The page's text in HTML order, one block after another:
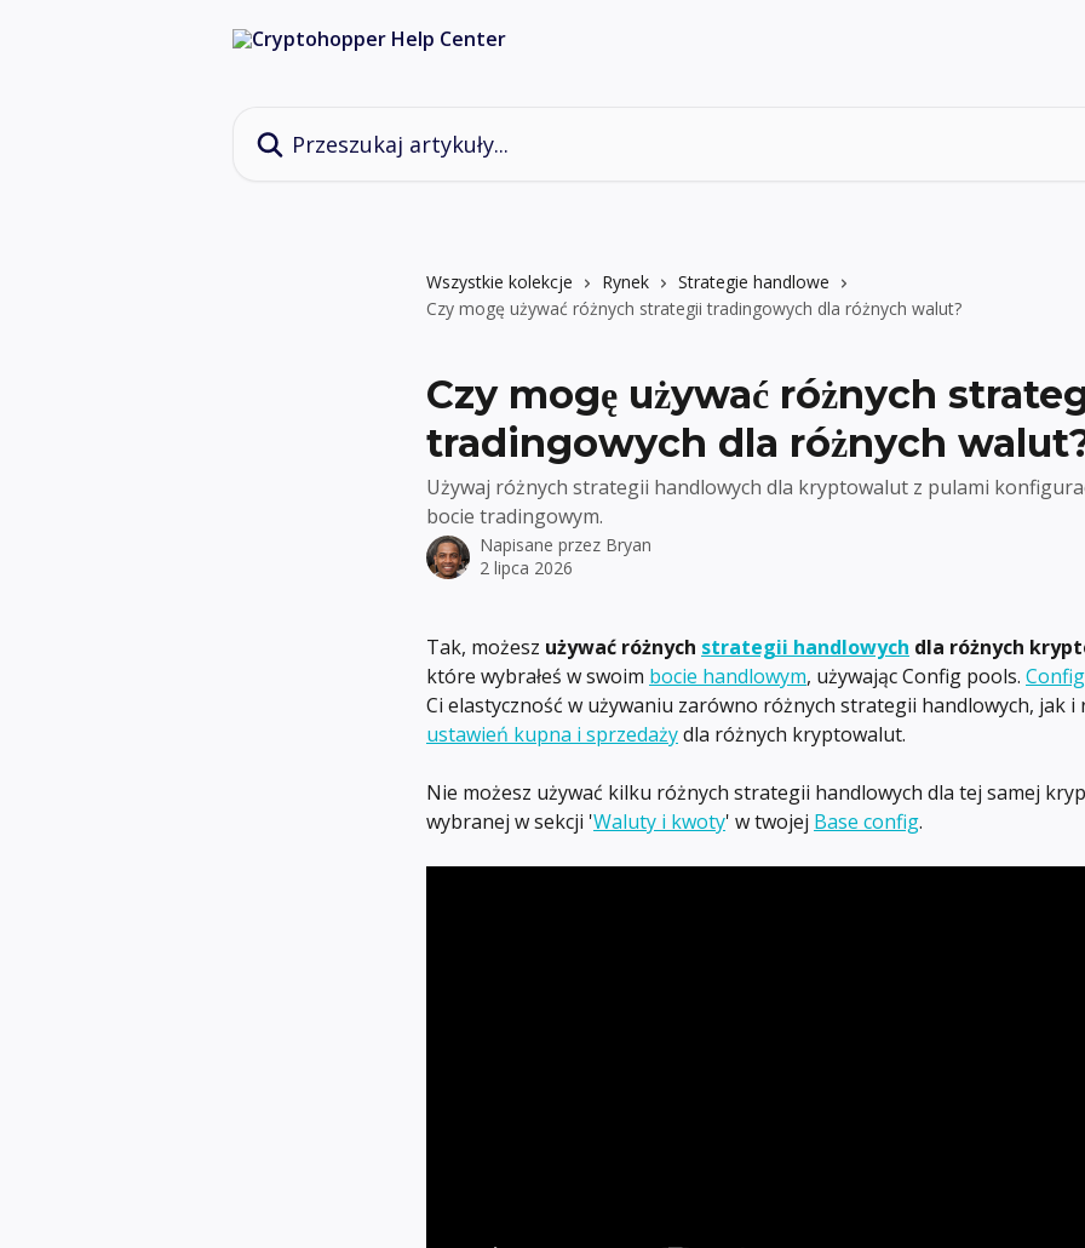
Wszystkie kolekcje Rynek
Strategie handlowe
Czy mogę używać różnych strategii tradingowych dla różnych walut?
Czy mogę używać różnych
tradingowych dla różnych
Używaj różnych strategii handlowych dla kryptowalut z pulami
bocie tradingowym.
Napisane przez Bryan
2 lipca 2026
Tak, możesz używać różnych strategii handlowych dla różnych
które wybrałeś w swoim bocie handlowym, używając Config pools.
Ci elastyczność w używaniu zarówno różnych strategii handlowych, jak i
ustawień kupna i sprzedaży dla różnych kryptowalut.
Nie możesz używać kilku różnych strategii handlowych dla tej samej
wybranej w sekcji 'Waluty i kwoty' w twojej Base config.